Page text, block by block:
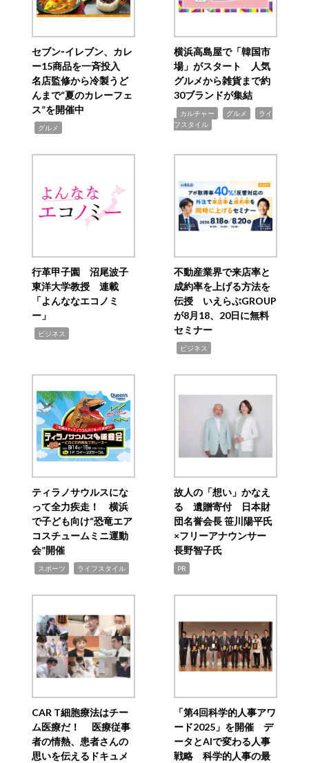
セブン‐イレブン、カレ
ー15商品を一斉投入
名店監修から冷製うど
んまで“夏のカレーフェ
ス”を開催中
グルメ
横浜高島屋で「韓国市
場」がスタート 人気
グルメから雑貨まで約
30ブランドが集結
カルチャー グルメ
ライ
フスタイル
行革甲子園 沼尾波子
東洋大学教授 連載
「よんななエコノミ
ー」
ビジネス
不動産業界で来店率と
成約率を上げる方法を
伝授 いえらぶGROUP
が8月18、20日に無料
セミナー
ビジネス
ティラノサウルスにな
って全力疾走！ 横浜
で子ども向け“恐竜エア
コスチュームミニ運動
会”開催
スポーツ ライフスタイル
故人の「想い」かなえ
る 遺贈寄付 日本財
団名誉会長 笹川陽平氏
×フリーアナウンサー
長野智子氏
PR
CAR T細胞療法はチー
ム医療だ！ 医療従事
者の情熱、患者さんの
思いを伝えるドキュメ
「第4回科学的人事アワ
ード2025」を開催 デ
ータとAIで変わる人事
戦略 科学的人事の最